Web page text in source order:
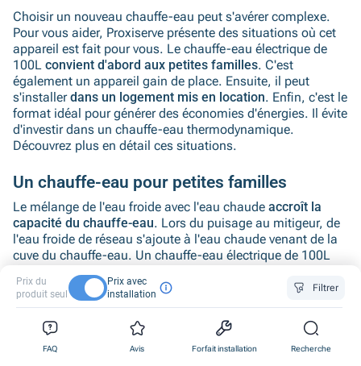
Choisir un nouveau chauffe-eau peut s'avérer complexe.
Pour vous aider, Proxiserve présente des situations où cet
appareil est fait pour vous. Le chauffe-eau électrique de
100L convient d'abord aux petites familles. C'est
également un appareil gain de place. Ensuite, il peut
s'installerdans un logement mis en location. Enfin, c'est le
format idéal pour générer des économies d'énergies. Il évite
d'investir dans un chauffe-eau thermodynamique.
Découvrez plus en détail ces situations.
Un chauffe-eau pour petites familles
Le mélange de l'eau froide avec l'eau chaude accroît la
capacité du chauffe-eau. Lors du puisage au mitigeur, de
l'eau froide de réseau s'ajoute à l'eau chaude venant de la
cuve du chauffe-eau. Un chauffe-eau électrique de 100L
fournit près de 190 l d'eau à 40 °C. C'est suffisant pour les
besoins en eau chaude d'une famille de 2 à 4 personnes.
Un appareil gain de place
Vous vivez dans un appartement T2 ou T3 ? Dans l'ancien
Prix du
produit seul
Prix avec
installation
Filtrer
FAQ Avis Forfait installation Recherche